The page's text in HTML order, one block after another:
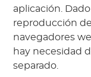
aplicación.
reproducción
navegadores
hay necesidad
separado.